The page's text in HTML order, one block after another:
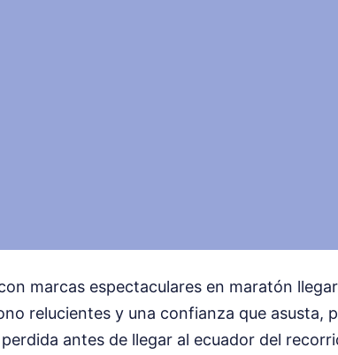
marcas espectaculares en maratón
relucientes y una confianza que asusta,
antes de llegar al ecuador del